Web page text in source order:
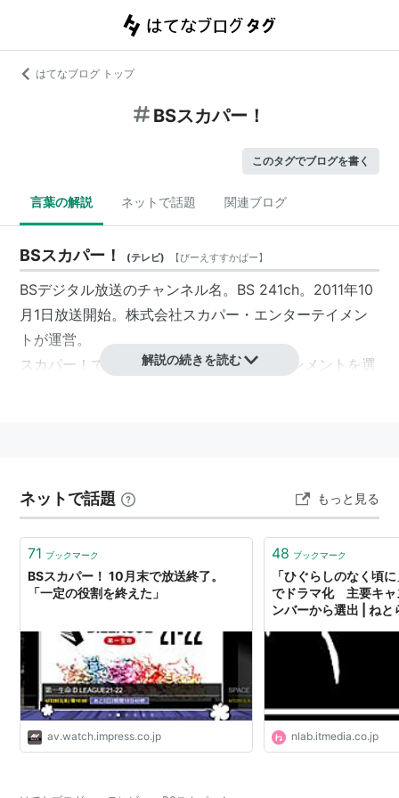
はてなブログ トップ
BSスカパー！
このタグでブログを書く
言葉の解説 ネットで話題 関連ブログ
BSスカパー！ (テレビ) 【びーえすすかぱー】
BSデジタル放送のチャンネル名。BS 241ch。2011年10
月1日放送開始。株式会社スカパー・エンターテイメン
トが運営。
スカパー！で放送される様々なエンタテインメントを選
解説の続きを読む
ネットで話題 もっと見る
71 ブックマーク
BSスカパー！ 10月末で放送終了。
「一定の役割を終えた」
av.watch.impress.co.jp
48 ブックマーク
「ひぐらしのなく頃
でドラマ化 主要キャ
ンバーから選出 | ねと
nlab.itmedia.co.jp